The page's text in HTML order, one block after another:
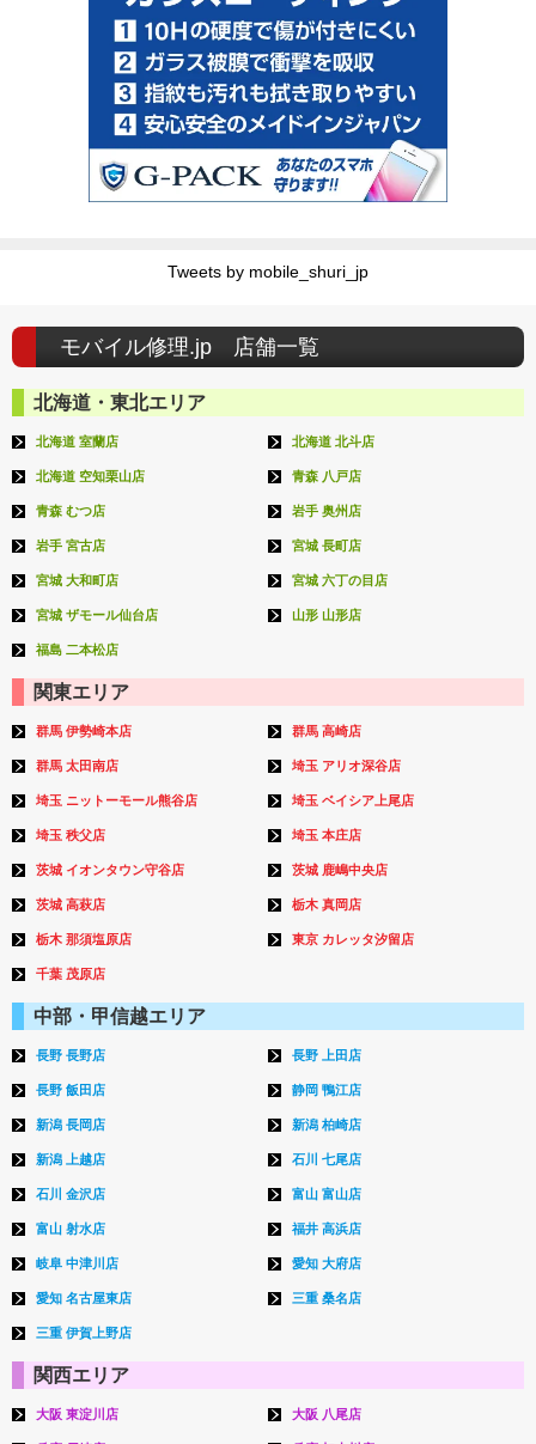
Tweets by mobile_shuri_jp
モバイル修理.jp 店舗一覧
北海道・東北エリア
北海道 室蘭店 北海道 北斗店
北海道 空知栗山店 青森 八戸店
青森 むつ店 岩手 奥州店
岩手 宮古店 宮城 長町店
宮城 大和町店 宮城 六丁の目店
宮城 ザモール仙台店 山形 山形店
福島 二本松店
関東エリア
群馬 伊勢崎本店 群馬 高崎店
群馬 太田南店 埼玉 アリオ深谷店
埼玉 ニットーモール熊谷店 埼玉 ベイシア上尾店
埼玉 秩父店 埼玉 本庄店
茨城 イオンタウン守谷店 茨城 鹿嶋中央店
茨城 高萩店 栃木 真岡店
栃木 那須塩原店 東京 カレッタ汐留店
千葉 茂原店
中部・甲信越エリア
長野 長野店 長野 上田店
長野 飯田店 静岡 鴨江店
新潟 長岡店 新潟 柏崎店
新潟 上越店 石川 七尾店
石川 金沢店 富山 富山店
富山 射水店 福井 高浜店
岐阜 中津川店 愛知 大府店
愛知 名古屋東店 三重 桑名店
三重 伊賀上野店
関西エリア
大阪 東淀川店 大阪 八尾店